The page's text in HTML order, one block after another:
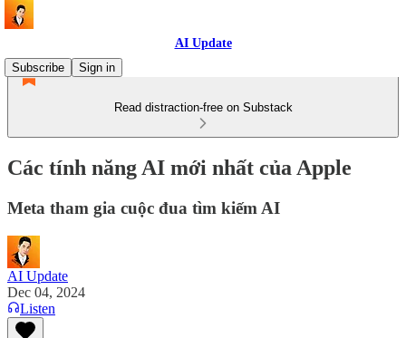
AI Update
Subscribe
Sign in
Read distraction-free on Substack
Các tính năng AI mới nhất của Apple
Meta tham gia cuộc đua tìm kiếm AI
AI Update
Dec 04, 2024
Listen